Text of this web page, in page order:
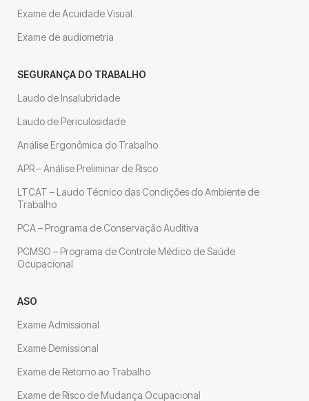
Exame de Acuidade Visual
Exame de audiometria
SEGURANÇA DO TRABALHO
Laudo de Insalubridade
Laudo de Periculosidade
Análise Ergonômica do Trabalho
APR – Análise Preliminar de Risco
LTCAT – Laudo Técnico das Condições do Ambiente de
Trabalho
PCA – Programa de Conservação Auditiva
PCMSO – Programa de Controle Médico de Saúde
Ocupacional
ASO
Exame Admissional
Exame Demissional
Exame de Retorno ao Trabalho
Exame de Risco de Mudança Ocupacional